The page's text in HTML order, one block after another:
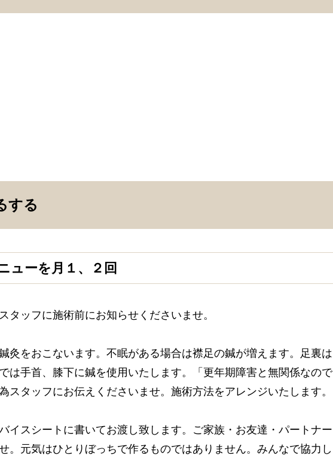
する
ューを月１、２回
タッフに施術前にお知らせくださいませ。
灸をおこないます。不眠がある場合は襟足の鍼が増えます。足裏は
は手首、膝下に鍼を使用いたします。「更年期障害と無関係なので
スタッフにお伝えくださいませ。施術方法をアレンジいたします。
イスシートに書いてお渡し致します。ご家族・お友達・パートナー
。元気はひとりぼっちで作るものではありません。みんなで協力し